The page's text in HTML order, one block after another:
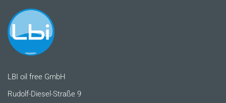
LBI oil free GmbH
Rudolf-Diesel-Straße 9